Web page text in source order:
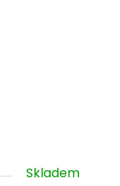
Skladem